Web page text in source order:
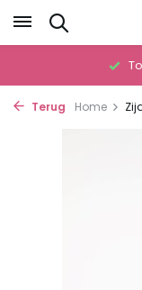
Terug Home